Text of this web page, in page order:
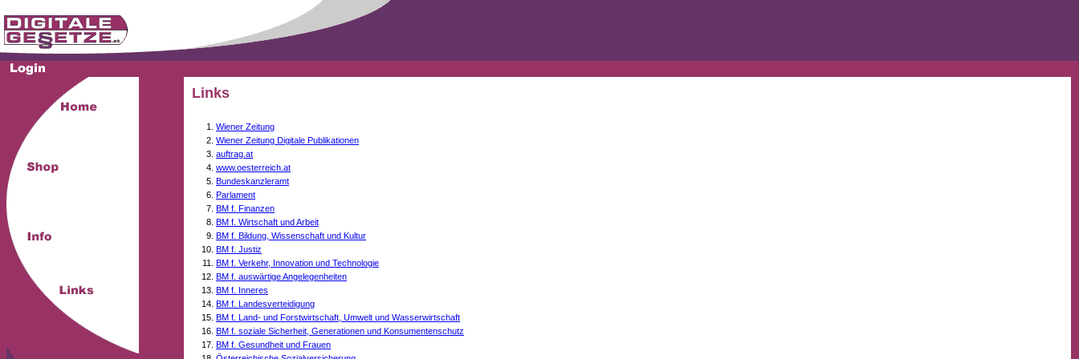
Links
Wiener Zeitung
Wiener Zeitung Digitale Publikationen
auftrag.at
www.oesterreich.at
Bundeskanzleramt
Parlament
BM f. Finanzen
BM f. Wirtschaft und Arbeit
BM f. Bildung, Wissenschaft und Kultur
BM f. Justiz
BM f. Verkehr, Innovation und Technologie
BM f. auswärtige Angelegenheiten
BM f. Inneres
BM f. Landesverteidigung
BM f. Land- und Forstwirtschaft, Umwelt und Wasserwirtschaft
BM f. soziale Sicherheit, Generationen und Konsumentenschutz
BM f. Gesundheit und Frauen